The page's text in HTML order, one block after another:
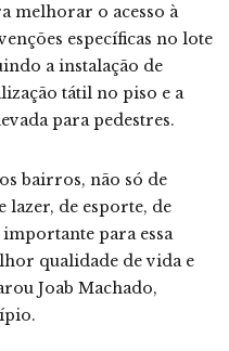
melhorar o acesso à
específicas no lote
a instalação de
tátil no piso e a
para pedestres.
bairros, não só de
lazer, de esporte, de
para essa
qualidade de vida e
Joab Machado,